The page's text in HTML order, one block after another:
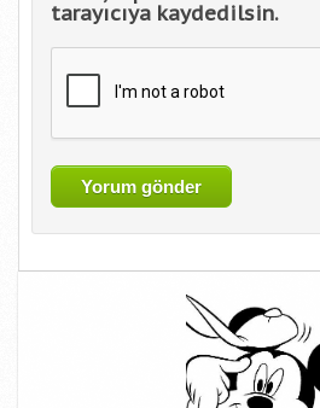
tarayıcıya kaydedilsin.